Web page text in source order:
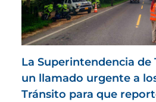
La Superintendencia de
un llamado urgente a
Tránsito para que